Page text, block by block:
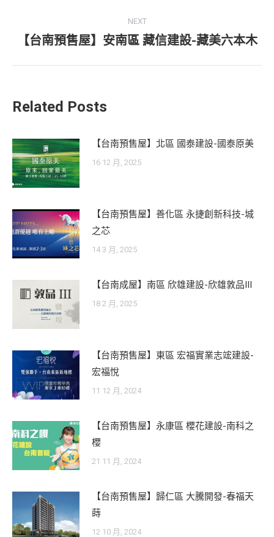
NEXT
Next
【台南預售屋】安南區 藏信建設-藏美六本木
Related Posts
【台南預售屋】北區 國泰建設-國泰原美
16 12 月, 2025
【台南預售屋】善化區 永捷創新科技-城
之芯
14 3 月, 2025
【台南成屋】南區 欣雄建設-欣雄敦品III
18 2 月, 2025
【台南預售屋】東區 宏福實業志竤建設-
宏福悅
11 12 月, 2024
【台南預售屋】永康區 櫻花建設-南科之
櫻
21 11 月, 2024
【台南預售屋】歸仁區 大騰開發-春福天
蒔
12 10 月, 2024